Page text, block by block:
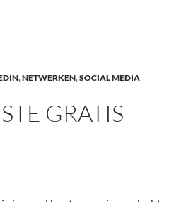
,NETWERKEN,SOCIAL MEDIA
GRATIS